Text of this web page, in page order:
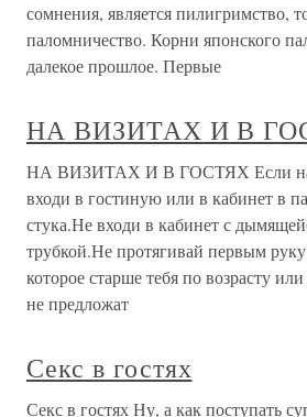
сомнения, является пилигримство,
паломничество. Корни японского
далекое прошлое. Первые
НА ВИЗИТАХ И В
НА ВИЗИТАХ И В ГОСТЯХ Если
входи в гостиную или в кабинет в
стука.Не входи в кабинет с
трубкой.Не протягивай первым
которое старше тебя по возрасту
не предложат
Секс в гостях
Секс в гостях Ну, а как поступать